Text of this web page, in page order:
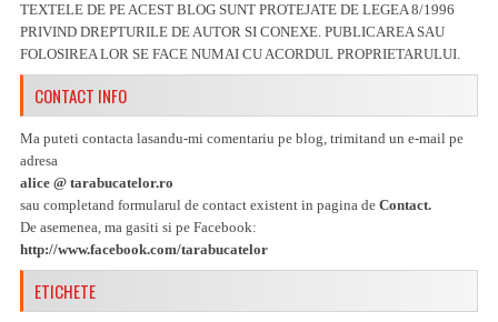
TEXTELE DE PE ACEST BLOG SUNT PROTEJATE DE LEGEA 8/1996
PRIVIND DREPTURILE DE AUTOR SI CONEXE. PUBLICAREA SAU
FOLOSIREA LOR SE FACE NUMAI CU ACORDUL PROPRIETARULUI.
CONTACT INFO
Ma puteti contacta lasandu-mi comentariu pe blog, trimitand un e-mail pe
adresa
alice @ tarabucatelor.ro
sau completand formularul de contact existent in pagina de Contact.
De asemenea, ma gasiti si pe Facebook:
http://www.facebook.com/tarabucatelor
ETICHETE